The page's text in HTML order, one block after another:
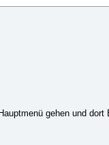
gehen und dort